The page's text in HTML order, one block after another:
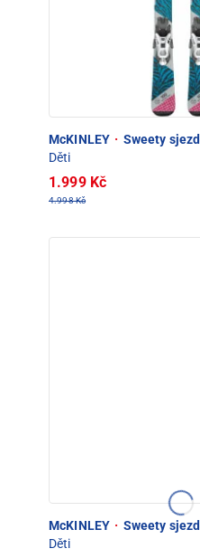
McKINLEY · Sweety
Děti
1.999 Kč
4.998 Kč
McKINLEY · Sweety
Děti